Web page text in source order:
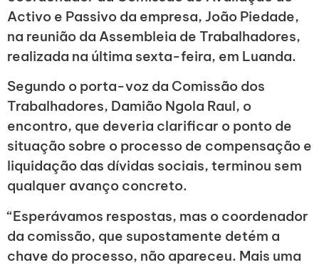
Activo e Passivo da empresa, João Piedade,
na reunião da Assembleia de Trabalhadores,
realizada na última sexta-feira, em Luanda.
Segundo o porta-voz da Comissão dos
Trabalhadores, Damião Ngola Raul, o
encontro, que deveria clarificar o ponto de
situação sobre o processo de compensação e
liquidação das dívidas sociais, terminou sem
qualquer avanço concreto.
“Esperávamos respostas, mas o coordenador
da comissão, que supostamente detém a
chave do processo, não apareceu. Mais uma